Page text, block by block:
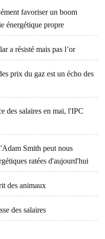
favoriser un boom
énergétique propre
a résisté mais pas l’or
prix du gaz est un écho des
des salaires en mai, l'IPC
Smith peut nous
ratées d'aujourd'hui
des animaux
des salaires